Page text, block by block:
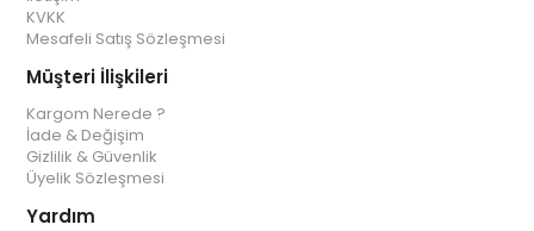
KVKK
Mesafeli Satış Sözleşmesi
Müşteri İlişkileri
Kargom Nerede ?
İade & Değişim
Gizlilik & Güvenlik
Üyelik Sözleşmesi
Yardım